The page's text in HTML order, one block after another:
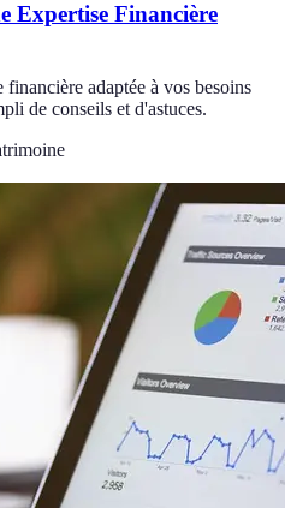
Expertise Financière
adaptée à vos besoins
de conseils et d'astuces.